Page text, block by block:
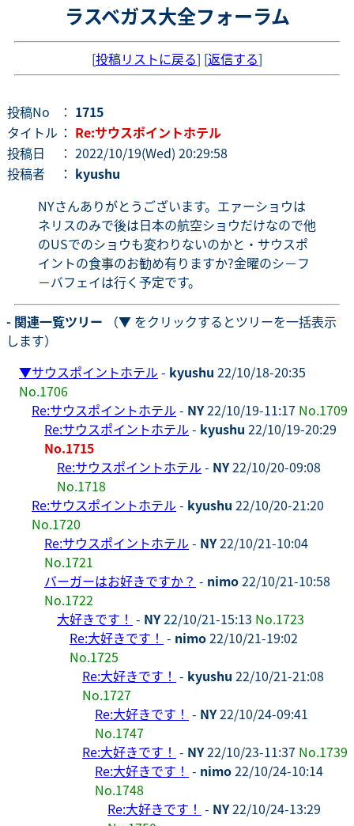
ラスベガス大全フォーラム
[投稿リストに戻る] [返信する]
投稿No ： 1715
タイトル ： Re:サウスポイントホテル
投稿日
： 2022/10/19(Wed) 20:29:58
投稿者
： kyushu
NYさんありがとうございます。エァーショウは
ネリスのみで後は日本の航空ショウだけなので他
のUSでのショウも変わりないのかと・サウスポ
イントの食事のお勧め有りますか?金曜のシ－フ
－バフェイは行く予定です。
- 関連一覧ツリー （▼ をクリックするとツリーを一括表示
します）
▼サウスポイントホテル - kyushu 22/10/18-20:35
No.1706
Re:サウスポイントホテル - NY22/10/19-11:17 No.1709
Re:サウスポイントホテル - kyushu 22/10/19-20:29
No.1715
Re:サウスポイントホテル - NY22/10/20-09:08
No.1718
Re:サウスポイントホテル - kyushu 22/10/20-21:20
No.1720
Re:サウスポイントホテル - NY22/10/21-10:04
No.1721
バーガーはお好きですか？ - nimo22/10/21-10:58
No.1722
大好きです！ - NY22/10/21-15:13 No.1723
Re:大好きです！ - nimo22/10/21-19:02
No.1725
Re:大好きです！ - kyushu 22/10/21-21:08
No.1727
Re:大好きです！ - NY22/10/24-09:41
No.1747
Re:大好きです！ - NY22/10/23-11:37 No.1739
Re:大好きです！ - nimo22/10/24-10:14
No.1748
Re:大好きです！ - NY22/10/24-13:29